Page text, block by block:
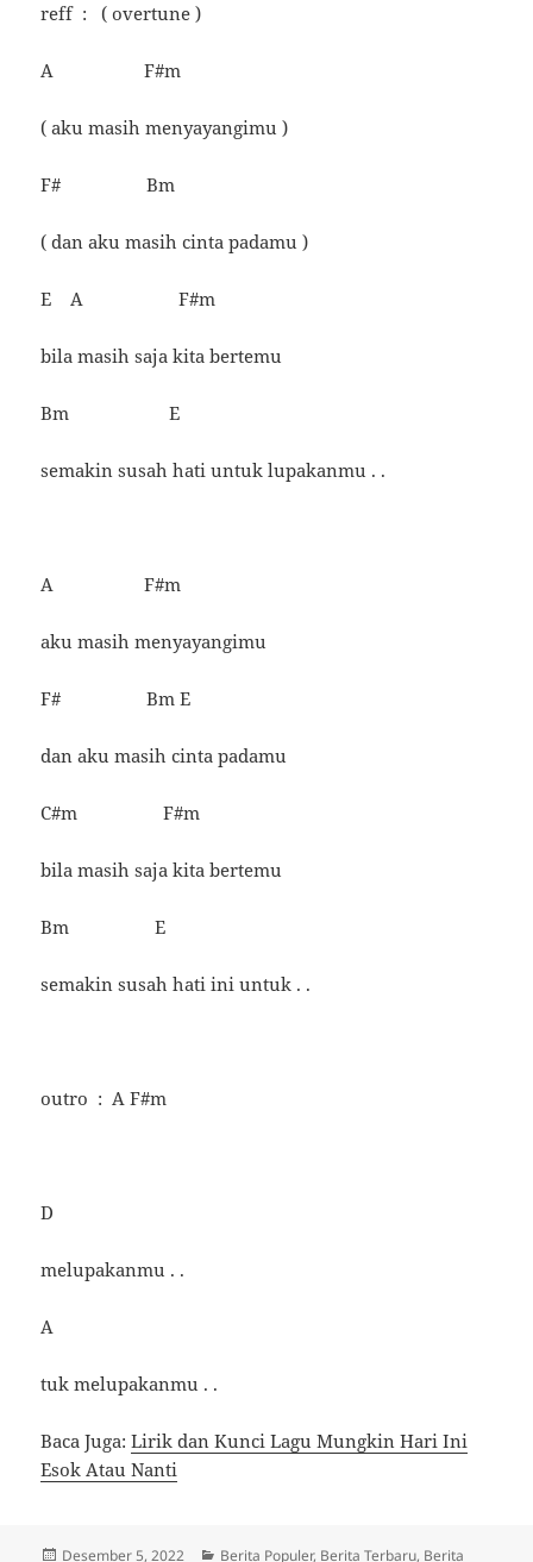
reff : ( overtune )
A F#m
( aku masih menyayangimu )
F# Bm
( dan aku masih cinta padamu )
E A F#m
bila masih saja kita bertemu
Bm E
semakin susah hati untuk lupakanmu . .
A F#m
aku masih menyayangimu
F# Bm E
dan aku masih cinta padamu
C#m F#m
bila masih saja kita bertemu
Bm E
semakin susah hati ini untuk . .
outro : A F#m
D
melupakanmu . .
A
tuk melupakanmu . .
Baca Juga:Lirik dan Kunci Lagu Mungkin Hari Ini
Esok Atau Nanti
Diposkan
Desember 5, 2022 Kategori
Berita Populer, Berita Terbaru, Berita